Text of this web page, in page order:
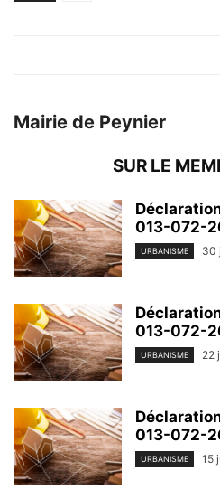
Mairie de Peynier
SUR LE
013-072-
URBANISME 30
013-072-
URBANISME 22
013-072-
URBANISME 15